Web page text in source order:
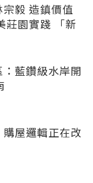
毅 造鎮價值
莊園實踐 「新
藍鑽級水岸開
屋邏輯正在改